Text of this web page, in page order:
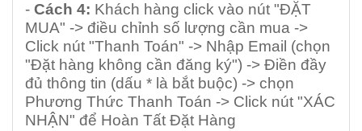
- Cách 4: Khách hàng click vào nút "ĐẶT
MUA" -> điều chỉnh số lượng cần mua ->
Click nút "Thanh Toán" -> Nhập Email (chọn
"Đặt hàng không cần đăng ký") -> Điền đầy
đủ thông tin (dấu * là bắt buộc) -> chọn
Phương Thức Thanh Toán -> Click nút "XÁC
NHẬN" để Hoàn Tất Đặt Hàng